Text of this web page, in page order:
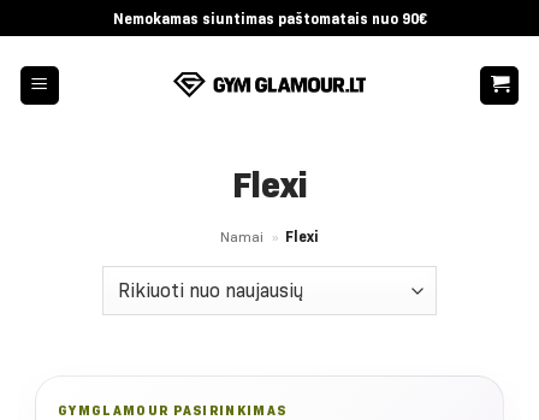
to
content
Nemokamas siuntimas paštomatais nuo 90€
Flexi
Namai » Flexi
GYMGLAMOUR PASIRINKIMAS